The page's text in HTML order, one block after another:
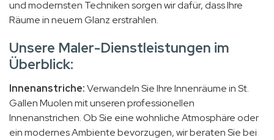
und modernsten Techniken sorgen wir dafür, dass Ihre
Räume in neuem Glanz erstrahlen.
Unsere Maler-Dienstleistungen im
Überblick:
Innenanstriche:Verwandeln Sie Ihre Innenräume in St.
Gallen Muolen mit unseren professionellen
Innenanstrichen. Ob Sie eine wohnliche Atmosphäre oder
ein modernes Ambiente bevorzugen, wir beraten Sie bei